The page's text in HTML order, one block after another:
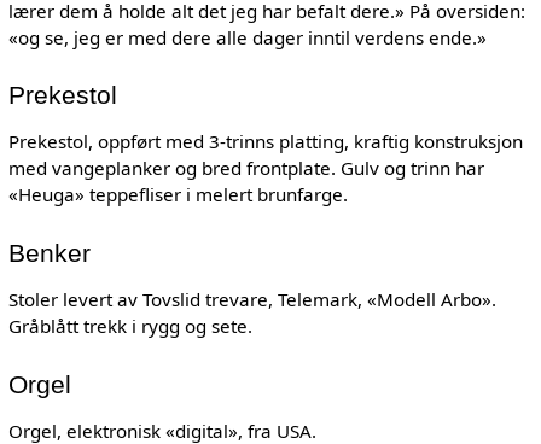
lærer dem å holde alt det jeg har befalt dere.» På oversiden:
«og se, jeg er med dere alle dager inntil verdens ende.»
Prekestol
Prekestol, oppført med 3-trinns platting, kraftig konstruksjon
med vangeplanker og bred frontplate. Gulv og trinn har
«Heuga» teppefliser i melert brunfarge.
Benker
Stoler levert av Tovslid trevare, Telemark, «Modell Arbo».
Gråblått trekk i rygg og sete.
Orgel
Orgel, elektronisk «digital», fra USA.